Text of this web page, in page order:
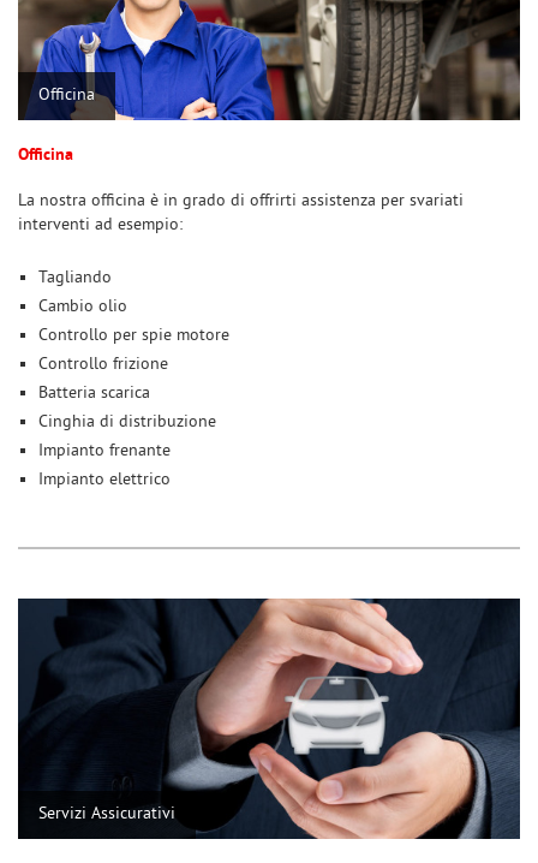
Officina
Officina
La nostra officina è in grado di offrirti assistenza per svariati
interventi ad esempio:
Tagliando
Cambio olio
Controllo per spie motore
Controllo frizione
Batteria scarica
Cinghia di distribuzione
Impianto frenante
Impianto elettrico
Servizi Assicurativi